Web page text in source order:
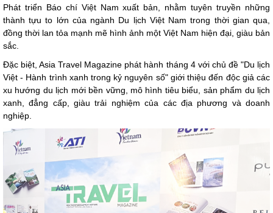
Phát triển Báo chí Việt Nam xuất bản, nhằm tuyên truyền những
thành tựu to lớn của ngành Du lịch Việt Nam trong thời gian qua,
đồng thời lan tỏa mạnh mẽ hình ảnh một Việt Nam hiện đại, giàu bản
sắc.
Đặc biệt, Asia Travel Magazine phát hành tháng 4 với chủ đề "Du lịch
Việt - Hành trình xanh trong kỷ nguyên số" giới thiệu đến độc giả các
xu hướng du lịch mới bền vững, mô hình tiêu biểu, sản phẩm du lịch
xanh, đẳng cấp, giàu trải nghiệm của các địa phương và doanh
nghiệp.